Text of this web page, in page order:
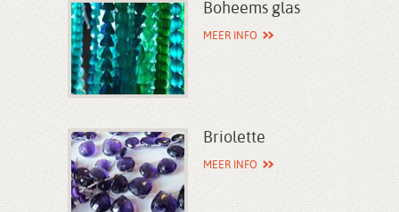
Boheems glas
MEER INFO
Briolette
MEER INFO